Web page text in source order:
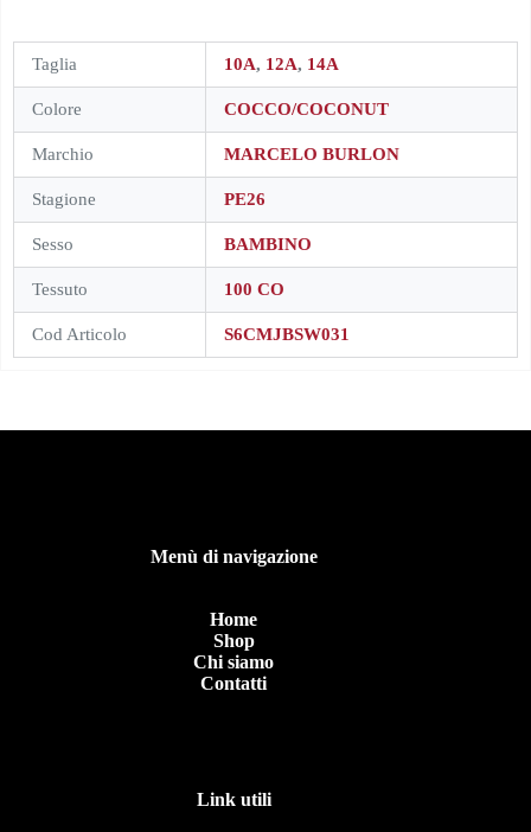
Taglia 10A, 12A, 14A
Colore COCCO/COCONUT
Marchio MARCELO BURLON
Stagione PE26
Sesso BAMBINO
Tessuto 100 CO
Cod Articolo S6CMJBSW031
Menù di navigazione
Home
Shop
Chi siamo
Contatti
Link utili